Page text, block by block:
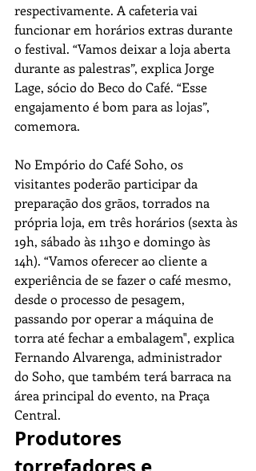
respectivamente. A cafeteria vai
funcionar em horários extras durante
o festival. “Vamos deixar a loja aberta
durante as palestras”, explica Jorge
Lage, sócio do Beco do Café. “Esse
engajamento é bom para as lojas”,
comemora.
No Empório do Café Soho, os
visitantes poderão participar da
preparação dos grãos, torrados na
própria loja, em três horários (sexta às
19h, sábado às 11h30 e domingo às
14h). “Vamos oferecer ao cliente a
experiência de se fazer o café mesmo,
desde o processo de pesagem,
passando por operar a máquina de
torra até fechar a embalagem", explica
Fernando Alvarenga, administrador
do Soho, que também terá barraca na
área principal do evento, na Praça
Central.
Produtores